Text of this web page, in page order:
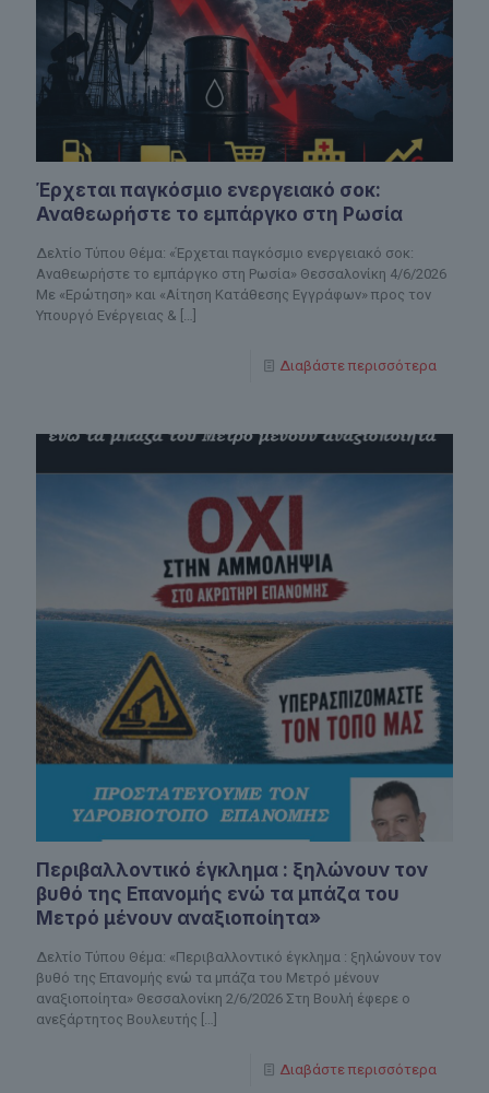
Έρχεται παγκόσμιο ενεργειακό σοκ:
Αναθεωρήστε το εμπάργκο στη Ρωσία
Δελτίο Τύπου Θέμα: «Έρχεται παγκόσμιο ενεργειακό σοκ:
Αναθεωρήστε το εμπάργκο στη Ρωσία» Θεσσαλονίκη 4/6/2026
Με «Ερώτηση» και «Αίτηση Κατάθεσης Εγγράφων» προς τον
Υπουργό Ενέργειας &
Διαβάστε περισσότερα
Περιβαλλοντικό έγκλημα : ξηλώνουν τον
βυθό της Επανομής ενώ τα μπάζα του
Μετρό μένουν αναξιοποίητα»
Δελτίο Τύπου Θέμα: «Περιβαλλοντικό έγκλημα : ξηλώνουν τον
βυθό της Επανομής ενώ τα μπάζα του Μετρό μένουν
αναξιοποίητα» Θεσσαλονίκη 2/6/2026 Στη Βουλή έφερε ο
ανεξάρτητος Βουλευτής
Διαβάστε περισσότερα